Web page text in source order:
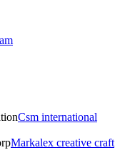
Csm international
Markalex creative craft